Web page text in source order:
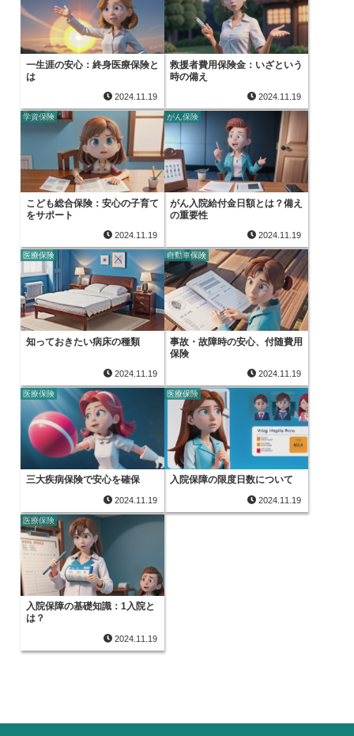
一生涯の安心：終身医療保険と
は
2024.11.19
救援者費用保険金：いざという
時の備え
2024.11.19
学資保険
こども総合保険：安心の子育て
をサポート
2024.11.19
がん保険
がん入院給付金日額とは？備え
の重要性
2024.11.19
医療保険
知っておきたい病床の種類
2024.11.19
自動車保険
事故・故障時の安心、付随費用
保険
2024.11.19
医療保険
三大疾病保険で安心を確保
2024.11.19
医療保険
入院保障の限度日数について
2024.11.19
医療保険
入院保障の基礎知識：1入院と
は？
2024.11.19